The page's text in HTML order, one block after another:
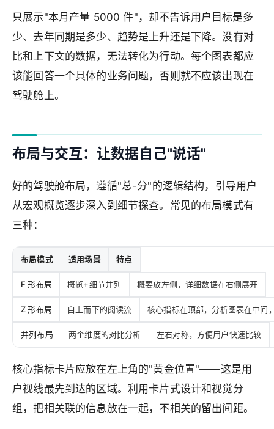
只展示"本月产量 5000 件"，却不告诉用户目标是多
少、去年同期是多少、趋势是上升还是下降。没有对
比和上下文的数据，无法转化为行动。每个图表都应
该能回答一个具体的业务问题，否则就不应该出现在
驾驶舱上。
布局与交互：让数据自己"说话"
好的驾驶舱布局，遵循"总-分"的逻辑结构，引导用户
从宏观概览逐步深入到细节探查。常见的布局模式有
三种：
布局模式 适用场景 特点
F 形布局 概览+细节并列 概要放左侧，详细数据在右侧展开
Z 形布局 自上而下的阅读流 核心指标在顶部，分析图表在中间
并列布局 两个维度的对比分析 左右对称，方便用户快速比较
核心指标卡片应放在左上角的"黄金位置"——这是用
户视线最先到达的区域。利用卡片式设计和视觉分
组，把相关联的信息放在一起，不相关的留出间距。